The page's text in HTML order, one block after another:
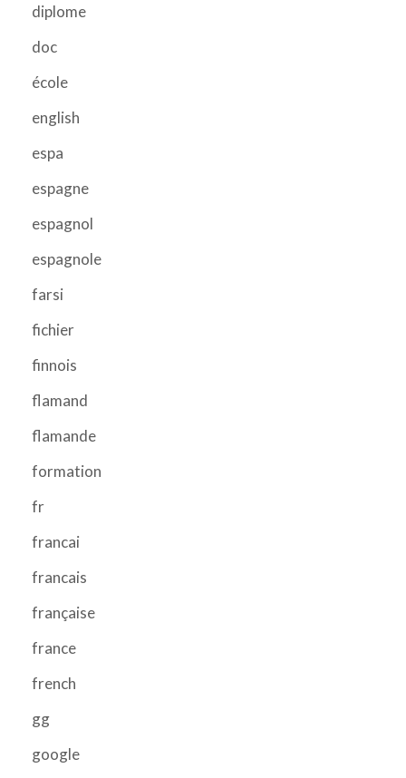
diplome
doc
école
english
espa
espagne
espagnol
espagnole
farsi
fichier
finnois
flamand
flamande
formation
fr
francai
francais
française
france
french
gg
google